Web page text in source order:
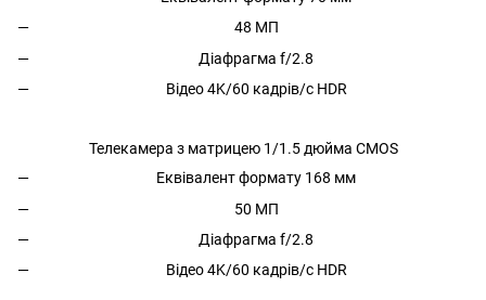
48 МП
Діафрагма f/2.8
Відео 4K/60 кадрів/с HDR
Телекамера з матрицею 1/1.5 дюйма CMOS
Еквівалент формату 168 мм
50 МП
Діафрагма f/2.8
Відео 4K/60 кадрів/с HDR